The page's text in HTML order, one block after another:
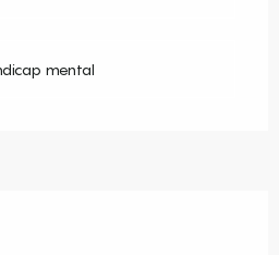
mental